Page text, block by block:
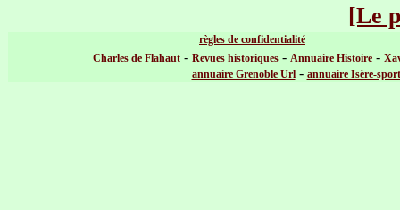
[Le
règles de confidentialité
Charles de Flahaut- Revues historiques- Annuaire Histoire-
annuaire Grenoble Url- annuaire Isère-sport